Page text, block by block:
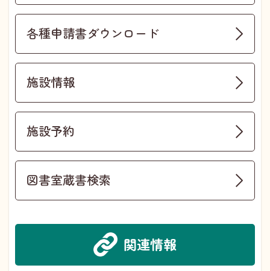
各種申請書ダウンロード
施設情報
施設予約
図書室蔵書検索
関連情報